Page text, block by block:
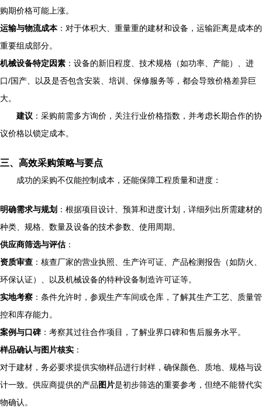
购期价格可能上涨。
运输与物流成本：对于体积大、重量重的建材和设备，运输距离是成本的
重要组成部分。
机械设备特定因素 ：设备的新旧程度、技术规格（如功率、产能）、进
口/国产、以及是否包含安装、培训、保修服务等，都会导致价格差异巨
大。
建议 ：采购前需多方询价，关注行业价格指数，并考虑长期合作的协
议价格以锁定成本。
三、高效采购策略与要点
成功的采购不仅能控制成本，还能保障工程质量和进度：
明确需求与规划 ：根据项目设计、预算和进度计划，详细列出所需建材的
种类、规格、数量及设备的技术参数、使用周期。
供应商筛选与评估：
资质审查 ：核查厂家的营业执照、生产许可证、产品检测报告（如防火、
环保认证）、以及机械设备的特种设备制造许可证等。
实地考察 ：条件允许时，参观生产车间或仓库，了解其生产工艺、质量管
控和库存能力。
案例与口碑 ：考察其过往合作项目，了解业界口碑和售后服务水平。
样品确认与图片核实 ：
对于建材，务必要求提供实物样品进行封样，确保颜色、质地、规格与设
计一致。供应商提供的产品图片是初步筛选的重要参考，但绝不能替代实
物确认。